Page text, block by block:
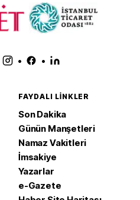
• •
FAYDALI LINKLER
Son Dakika
Günün Manşetleri
Namaz Vakitleri
İmsakiye
Yazarlar
e-Gazete